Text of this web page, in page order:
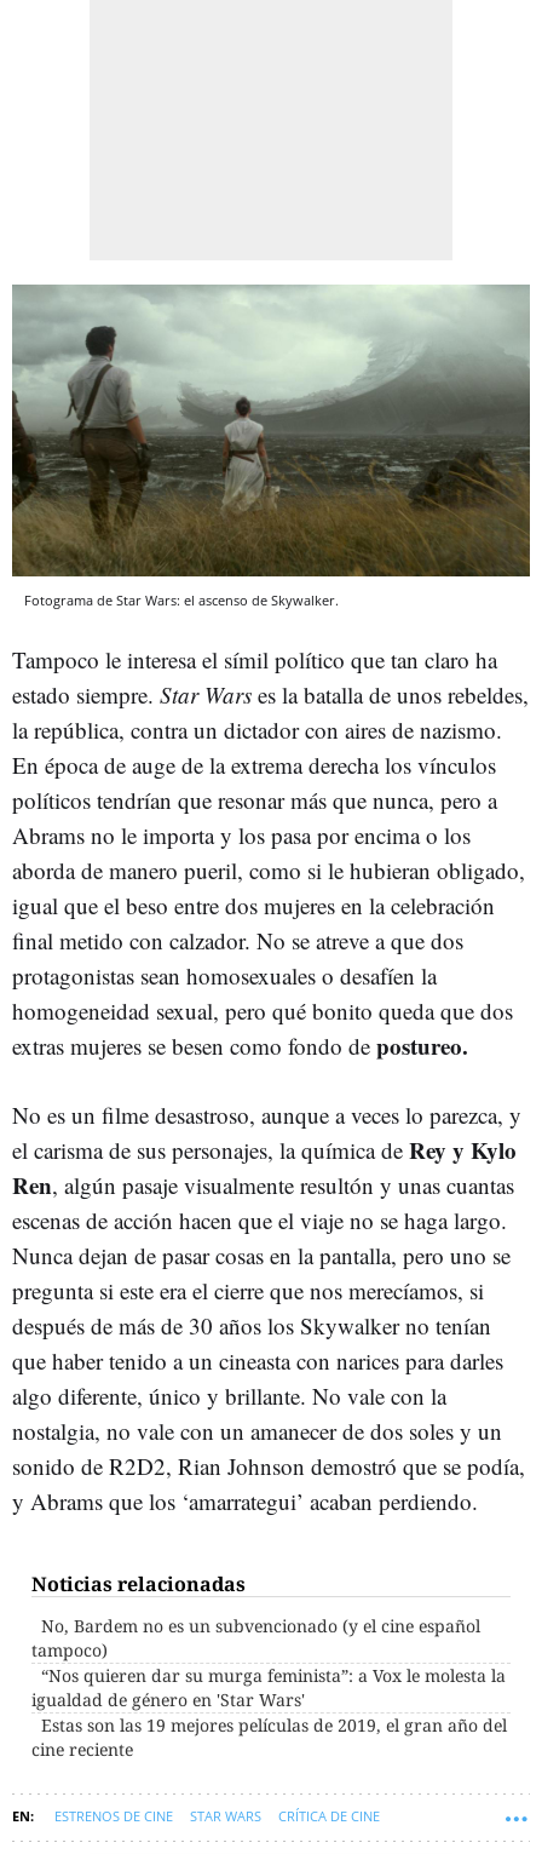
Fotograma de Star Wars: el ascenso de Skywalker.
Tampoco le interesa el símil político que tan claro ha
estado siempre. Star Wars es la batalla de unos rebeldes,
la república, contra un dictador con aires de nazismo.
En época de auge de la extrema derecha los vínculos
políticos tendrían que resonar más que nunca, pero a
Abrams no le importa y los pasa por encima o los
aborda de manero pueril, como si le hubieran obligado,
igual que el beso entre dos mujeres en la celebración
final metido con calzador. No se atreve a que dos
protagonistas sean homosexuales o desafíen la
homogeneidad sexual, pero qué bonito queda que dos
extras mujeres se besen como fondo de postureo.
No es un filme desastroso, aunque a veces lo parezca, y
el carisma de sus personajes, la química de Rey y Kylo
Ren, algún pasaje visualmente resultón y unas cuantas
escenas de acción hacen que el viaje no se haga largo.
Nunca dejan de pasar cosas en la pantalla, pero uno se
pregunta si este era el cierre que nos merecíamos, si
después de más de 30 años los Skywalker no tenían
que haber tenido a un cineasta con narices para darles
algo diferente, único y brillante. No vale con la
nostalgia, no vale con un amanecer de dos soles y un
sonido de R2D2, Rian Johnson demostró que se podía,
y Abrams que los ‘amarrategui’ acaban perdiendo.
Noticias relacionadas
No, Bardem no es un subvencionado (y el cine español
tampoco)
“Nos quieren dar su murga feminista”: a Vox le molesta la
igualdad de género en 'Star Wars'
Estas son las 19 mejores películas de 2019, el gran año del
cine reciente
ESTRENOS DE CINE STAR WARS CRÍTICA DE CINE